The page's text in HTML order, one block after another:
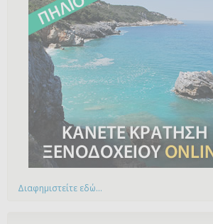
Διαφημιστείτε εδώ...